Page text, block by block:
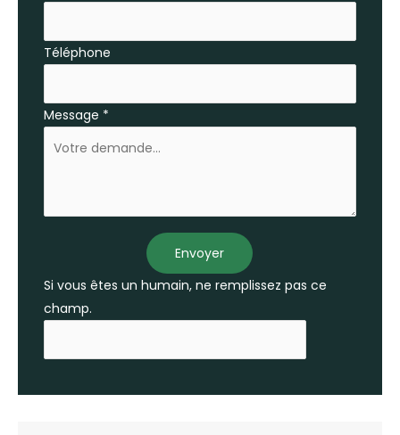
Téléphone
Message *
Envoyer
Si vous êtes un humain, ne remplissez pas ce
champ.